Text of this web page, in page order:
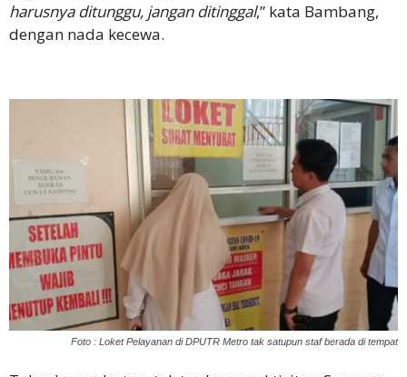
harusnya ditunggu, jangan ditinggal,” kata Bambang,
dengan nada kecewa.
Foto : Loket Pelayanan di DPUTR Metro tak satupun staf berada di tempat